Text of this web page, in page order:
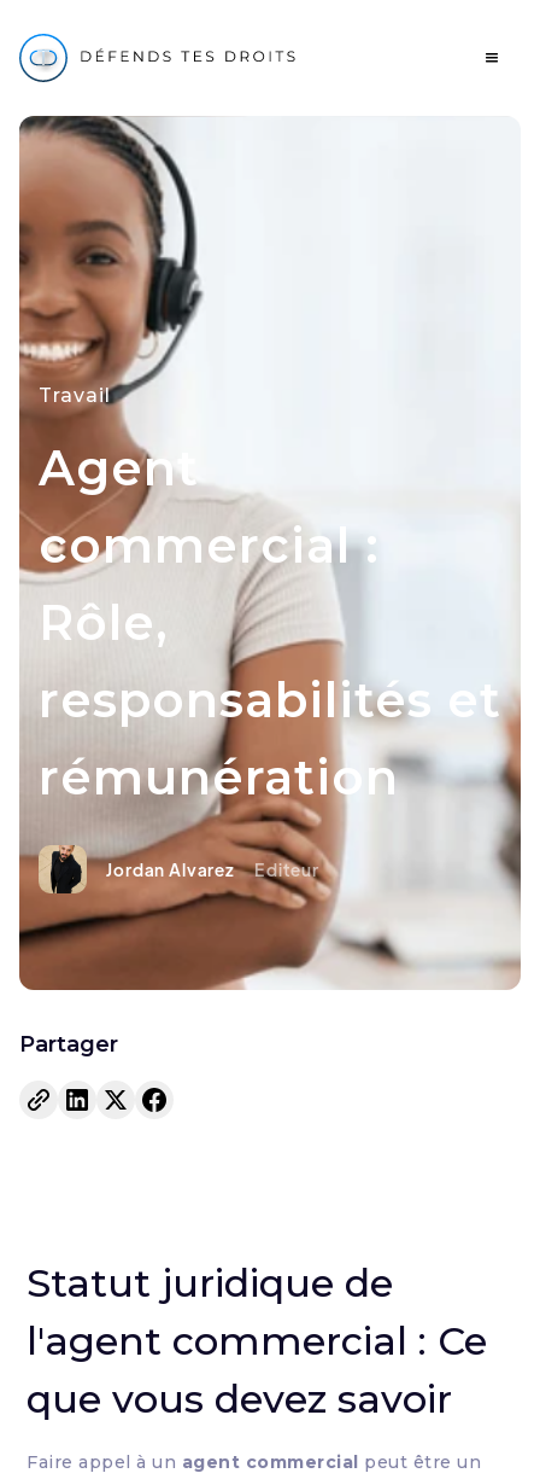
Travail
Agent
commercial :
Rôle,
responsabilités et
rémunération
Jordan Alvarez Editeur
Partager
Statut juridique de
l'agent commercial : Ce
que vous devez savoir
Faire appel à un agent commercial peut être un